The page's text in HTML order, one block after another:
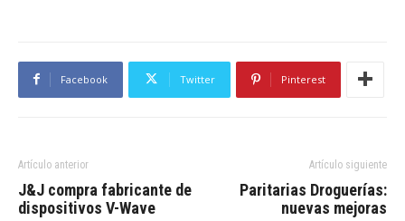
Facebook Twitter Pinterest
Artículo anterior
J&J compra fabricante de
dispositivos V-Wave
Artículo siguiente
Paritarias Droguerías:
nuevas mejoras